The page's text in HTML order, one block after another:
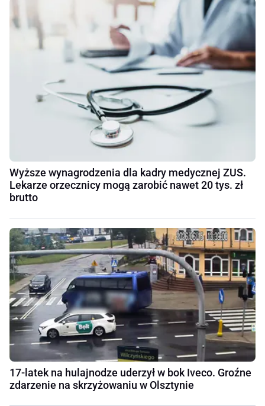
Wyższe wynagrodzenia dla kadry medycznej ZUS.
Lekarze orzecznicy mogą zarobić nawet 20 tys. zł
brutto
17-latek na hulajnodze uderzył w bok Iveco. Groźne
zdarzenie na skrzyżowaniu w Olsztynie